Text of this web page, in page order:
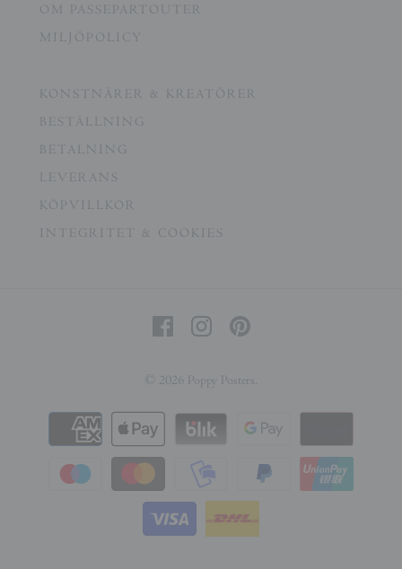
OM PASSEPARTOUTER
MILJÖPOLICY
KONSTNÄRER & KREATÖRER
BESTÄLLNING
BETALNING
LEVERANS
KÖPVILLKOR
INTEGRITET & COOKIES
© 2026 Poppy Posters .